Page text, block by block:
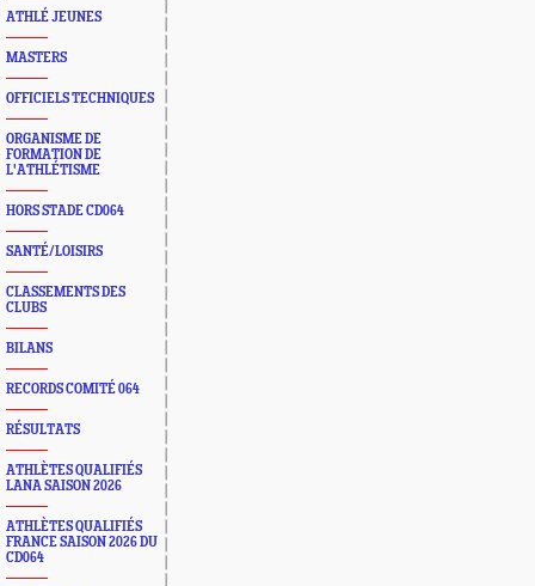
ATHLÉ JEUNES
MASTERS
OFFICIELS TECHNIQUES
ORGANISME DE
FORMATION DE
L'ATHLÉTISME
HORS STADE CD064
SANTÉ/LOISIRS
CLASSEMENTS DES
CLUBS
BILANS
RECORDS COMITÉ 064
RÉSULTATS
ATHLÈTES QUALIFIÉS
LANA SAISON 2026
ATHLÈTES QUALIFIÉS
FRANCE SAISON 2026 DU
CD064